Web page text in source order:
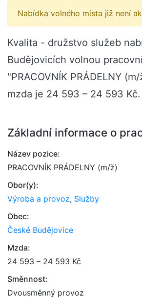
Nabídka volného místa již není
Kvalita - družstvo služeb
Budějovicích volnou
"PRACOVNÍK PRÁDELNY
mzda je 24 593 – 24 593 Kč.
Základní informace o
Název pozice:
PRACOVNÍK PRÁDELNY (m/ž)
Obor(y):
Výroba a provoz, Služby
Obec:
České Budějovice
Mzda:
24 593 – 24 593 Kč
Směnnost:
Dvousměnný provoz